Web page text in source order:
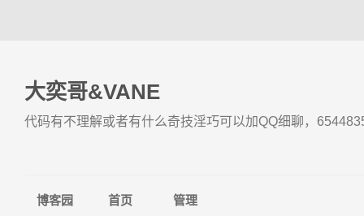
大奕哥&VANE
代码有不理解或者有什么奇技淫巧可以加QQ细聊，
博客园 首页 管理